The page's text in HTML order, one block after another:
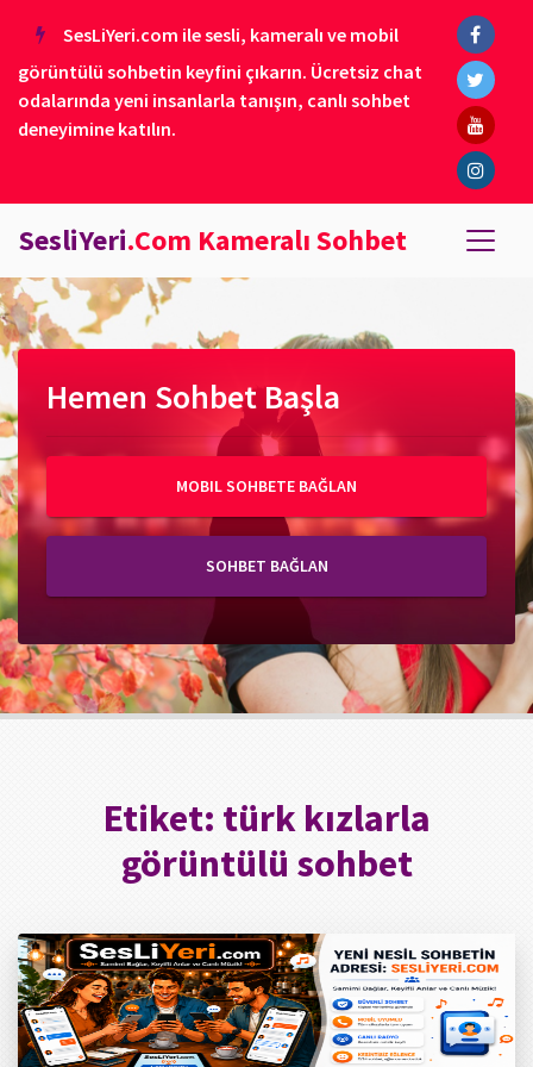
SesLiYeri.com ile sesli, kameralı ve mobil
görüntülü sohbetin keyfini çıkarın. Ücretsiz chat
odalarında yeni insanlarla tanışın, canlı sohbet
deneyimine katılın.
SesliYeri.Com Kameralı Sohbet
Hemen Sohbet Başla
MOBIL SOHBETE BAĞLAN
SOHBET BAĞLAN
Etiket: türk kızlarla
görüntülü sohbet